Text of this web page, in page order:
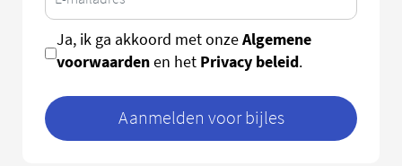
Ja, ik ga akkoord met onzeAlgemene
voorwaardenen het Privacy beleid.
Aanmelden voor bijles